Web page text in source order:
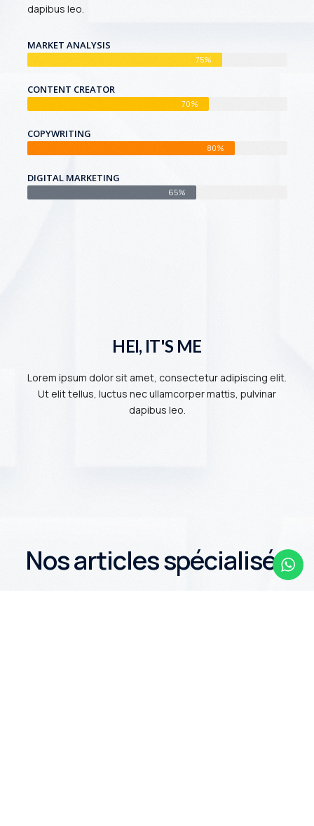
dapibus leo.
MARKET ANALYSIS
75%
CONTENT CREATOR
70%
COPYWRITING
80%
DIGITAL MARKETING
65%
HEI, IT'S ME
Lorem ipsum dolor sit amet, consectetur adipiscing elit.
Ut elit tellus, luctus nec ullamcorper mattis, pulvinar
dapibus leo.
Nosarticlesspécialisés